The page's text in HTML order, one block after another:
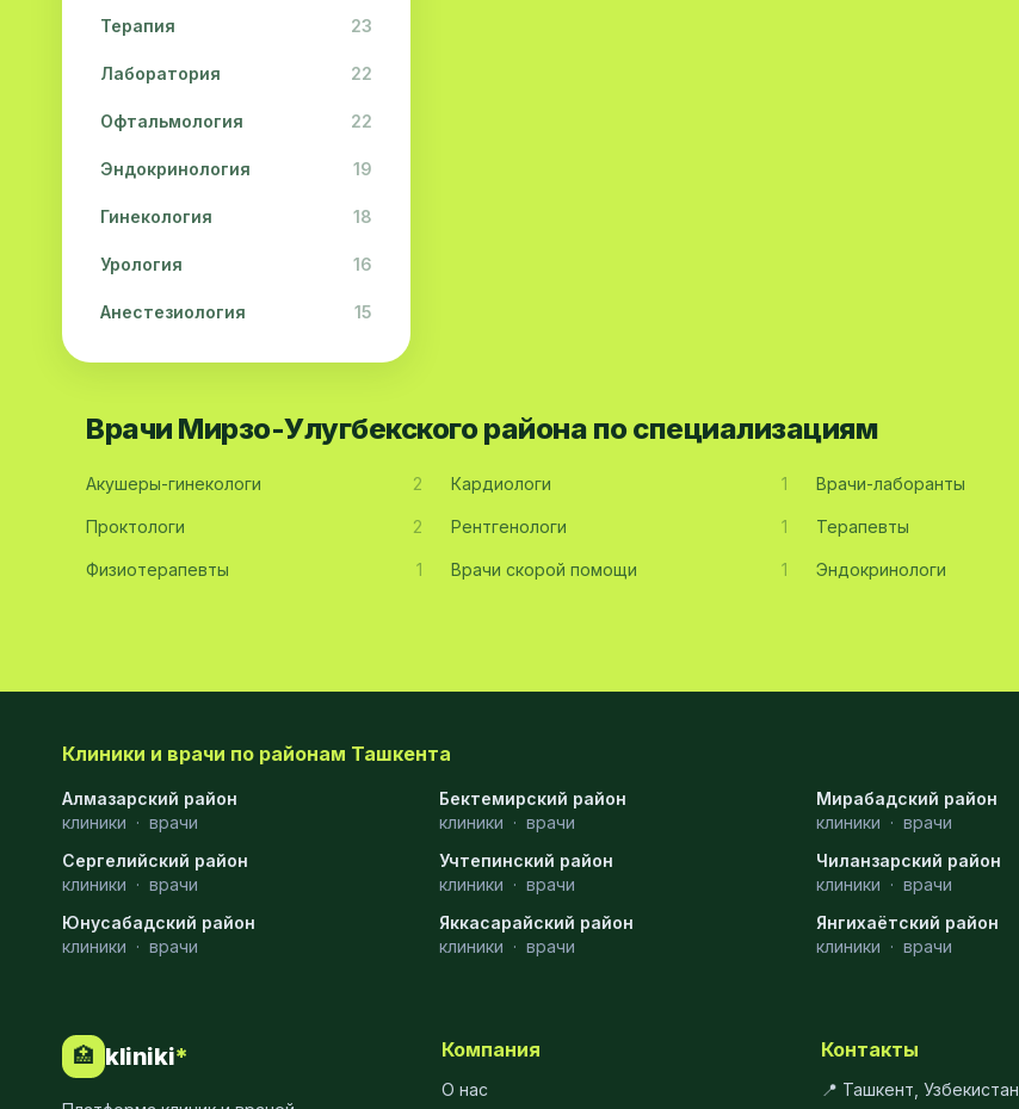
Терапия 23
Лаборатория 22
Офтальмология 22
Эндокринология 19
Гинекология 18
Урология 16
Анестезиология 15
Дерматология 15
Стоматология 9
Физиотерапия
Ортопедия
Пластическая хирургия
Маммология
Врачи Мирзо-Улугбекского района по специализациям
Акушеры-гинекологи 2 Кардиологи 1 Врачи-лаборанты
Проктологи 2 Рентгенологи 1 Терапевты
Физиотерапевты 1 Врачи скорой помощи 1 Эндокринологи
Клиники и врачи по районам Ташкента
Алмазарский район
клиники · врачи
Бектемирский район
клиники · врачи
Мирабадский район
клиники · врачи
Сергелийский район
клиники · врачи
Учтепинский район
клиники · врачи
Чиланзарский район
клиники · врачи
Юнусабадский район
клиники · врачи
Яккасарайский район
клиники · врачи
Янгихаётский район
клиники · врачи
🏥 kliniki* Компания
О нас
Контакты
📍 Ташкент, Узбекистан